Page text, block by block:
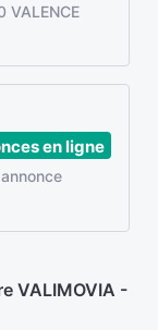
VALENCE
en ligne
VALIMOVIA -